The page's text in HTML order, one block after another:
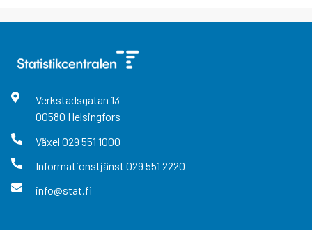
Verkstadsgatan 13
00580 Helsingfors
Växel 029 551 1000
Informationstjänst 029 551 2220
info@stat.fi